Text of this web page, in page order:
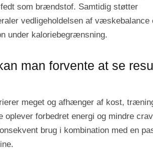
som brændstof. Samtidig støtter
vedligeholdelsen af væskebalance
under kaloriebegrænsning.
man forvente at se
meget og afhænger af kost,
oplever forbedret energi og mindre
brug i kombination med en